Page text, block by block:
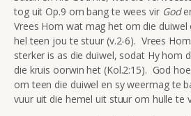
tog uit Op.9 om bang te wees vir God
Vrees Hom wat mag het om die duiwel
hel teen jou te stuur (v.2-6). Vrees
sterker is as die duiwel, sodat Hy hom
die kruis oorwin het (Kol.2:15). God
om teen die duiwel en sy weermag te
vuur uit die hemel uit stuur om hulle te